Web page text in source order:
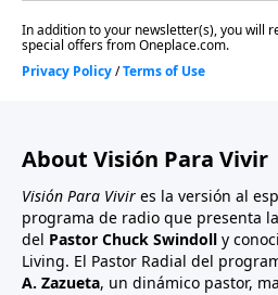
About Visión Para Vivir
Visión Para Vivir es la versión al
programa de radio que presenta
del Pastor Chuck Swindoll y
Living. El Pastor Radial del
A. Zazueta, un dinámico pastor,